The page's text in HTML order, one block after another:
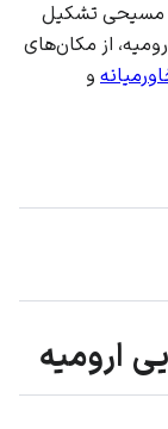
مسیحی تشکیل
ارومیه، از مکان‌های
و
ارومیه